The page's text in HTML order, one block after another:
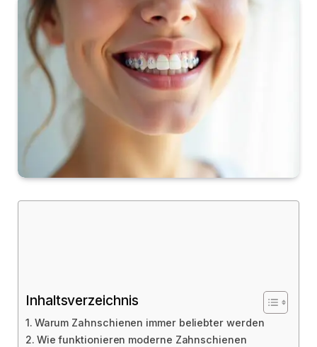
Inhaltsverzeichnis
Warum Zahnschienen immer beliebter werden
Wie funktionieren moderne Zahnschienen